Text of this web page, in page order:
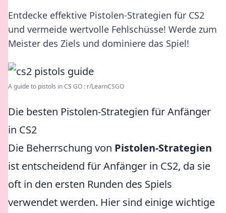
Entdecke effektive Pistolen-Strategien für CS2
und vermeide wertvolle Fehlschüsse! Werde zum
Meister des Ziels und dominiere das Spiel!
A guide to pistols in CS GO : r/LearnCSGO
Die besten Pistolen-Strategien für Anfänger
in CS2
Die Beherrschung von Pistolen-Strategien
ist entscheidend für Anfänger in CS2, da sie
oft in den ersten Runden des Spiels
verwendet werden. Hier sind einige wichtige